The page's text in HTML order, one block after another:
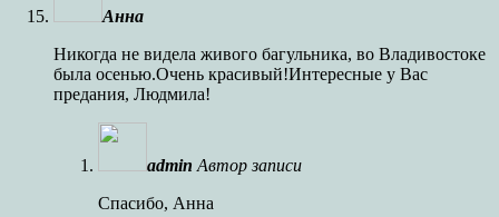
Анна
Никогда не видела живого багульника, во Владивостоке
была осенью.Очень красивый!Интересные у Вас
предания, Людмила!
admin Автор записи
Спасибо, Анна